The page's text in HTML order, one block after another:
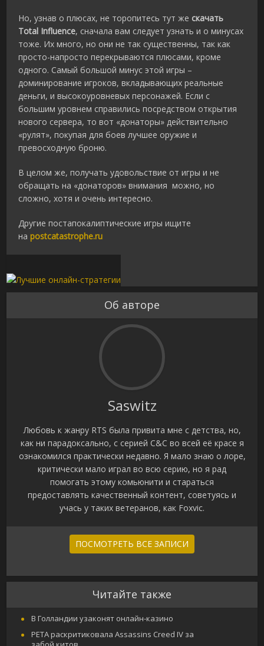
Но, узнав о плюсах, не торопитесь тут же скачать
Total Influence, сначала вам следует узнать и о минусах
тоже. Их много, но они не так существенны, так как
просто-напросто перекрываются плюсами, кроме
одного. Самый большой минус этой игры –
доминирование игроков, вкладывающих реальные
деньги, и высокоуровневых персонажей. Если с
большим уровнем справились посредством открытия
нового сервера, то вот «донаторы» действительно
«рулят», покупая для боев лучшее оружие и
превосходную броню.
В целом же, получать удовольствие от игры и не
обращать на «донаторов» внимания можно, но
сложно, хотя и очень интересно.
Другие постапокалиптические игры ищите
наpostcatastrophe.ru
Об авторе
Saswitz
Любовь к жанру RTS была привита мне с детства, но,
как ни парадоксально, с серией C&C во всей её красе я
ознакомился практически недавно. Я мало знаю о лоре,
критически мало играл во всю серию, но я рад
помогать этому комьюнити и стараться
предоставлять качественный контент, советуясь и
учась у таких ветеранов, как Foxvic.
ПОСМОТРЕТЬ ВСЕ ЗАПИСИ
Читайте также
В Голландии узаконят онлайн-казино
PETA раскритиковала Assassins Creed IV за